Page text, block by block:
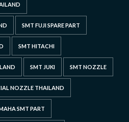
SMT FUJI SPARE PART
SMT HITACHI
SMT JUKI SMT NOZZLE
NOZZLE THAILAND
SMT PART